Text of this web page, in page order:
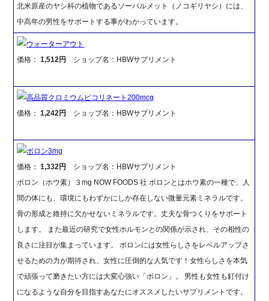
北米原産のヤシ科の植物であるソーパルメット（ノコギリヤシ）には、
中高年の男性をサポートする事がわかっています。
ウォーターアウト
価格：1,512円 ショップ名：HBWサプリメント
高品質クロミウムピコリネート200mcg
価格：1,242円 ショップ名：HBWサプリメント
ボロン3mg
価格：1,332円
ショップ名：HBWサプリメント
ボロン（ホウ素）３mg NOW FOODS 社 ボロンとはホウ素の一種で、人
間の体にも、環境にもわずかにしか存在しない微量元素ミネラルです。
骨の形成と維持に欠かせないミネラルです。丈夫な骨つくりをサポート
します。 また最近の研究で女性ホルモンとの関係が示され、その相性の
良さに注目が集まっています。 ボロンには女性らしさをレベルアップさ
せるための力が期待され、女性に圧倒的な人気です！女性らしさを本気
で頑張って磨きたい方には大変心強い「ボロン」。 男性も女性も釘付け
になるような自分を目指すあなたにオススメしたいサプリメントです。